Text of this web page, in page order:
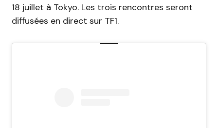
18 juillet à Tokyo. Les trois rencontres seront
diffusées en direct sur TF1.